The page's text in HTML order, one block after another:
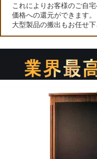
これによりお客様のご自
価格への還元ができます。
大型製品の搬出もお任せ下